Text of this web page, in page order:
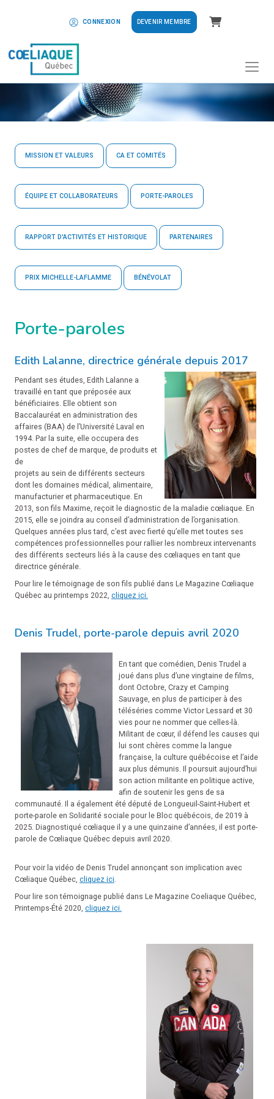
DEVENIR MEMBRE
CONNEXION Panier
MISSION ET VALEURS CA ET COMITÉS
ÉQUIPE ET COLLABORATEURS PORTE-PAROLES
RAPPORT D'ACTIVITÉS ET HISTORIQUE PARTENAIRES
PRIX MICHELLE-LAFLAMME BÉNÉVOLAT
Porte-paroles
Edith Lalanne, directrice générale depuis 2017
Pendant ses études, Edith Lalanne a
travaillé en tant que préposée aux
bénéficiaires. Elle obtient son
Baccalauréat en administration des
affaires (BAA) de l’Université Laval en
1994. Par la suite, elle occupera des
postes de chef de marque, de produits et
de
projets au sein de différents secteurs
dont les domaines médical, alimentaire,
manufacturier et pharmaceutique. En
2013, son fils Maxime, reçoit le diagnostic de la maladie cœliaque. En
2015, elle se joindra au conseil d’administration de l’organisation.
Quelques années plus tard, c’est avec fierté qu’elle met toutes ses
compétences professionnelles pour rallier les nombreux intervenants
des différents secteurs liés à la cause des cœliaques en tant que
directrice générale.
Pour lire le témoignage de son fils publié dans Le Magazine Cœliaque
Québec au printemps 2022, cliquez ici.
Denis Trudel, porte-parole depuis avril 2020
En tant que comédien, Denis Trudel a
joué dans plus d’une vingtaine de films,
dont Octobre, Crazy et Camping
Sauvage, en plus de participer à des
téléséries comme Victor Lessard et 30
vies pour ne nommer que celles-là.
Militant de cœur, il défend les causes qui
lui sont chères comme la langue
française, la culture québécoise et l’aide
aux plus démunis. Il poursuit aujourd’hui
son action militante en politique active,
afin de soutenir les gens de sa
communauté. Il a également été député de Longueuil-Saint-Hubert et
porte-parole en Solidarité sociale pour le Bloc québécois, de 2019 à
2025. Diagnostiqué cœliaque il y a une quinzaine d’années, il est porte-
parole de Cœliaque Québec depuis avril 2020.
Pour voir la vidéo de Denis Trudel annonçant son implication avec
Cœliaque Québec, cliquez ici
Pour lire son témoignage publié dans Le Magazine Coeliaque Québec,
Printemps-Été 2020, cliquez ici.